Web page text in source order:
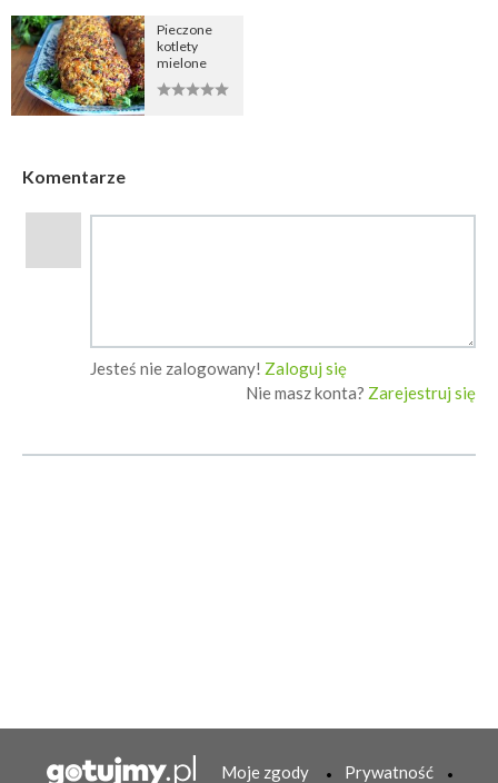
Pieczone
kotlety
mielone
Komentarze
Jesteś nie zalogowany! Zaloguj się
Nie masz konta? Zarejestruj się
Moje zgody
Prywatność